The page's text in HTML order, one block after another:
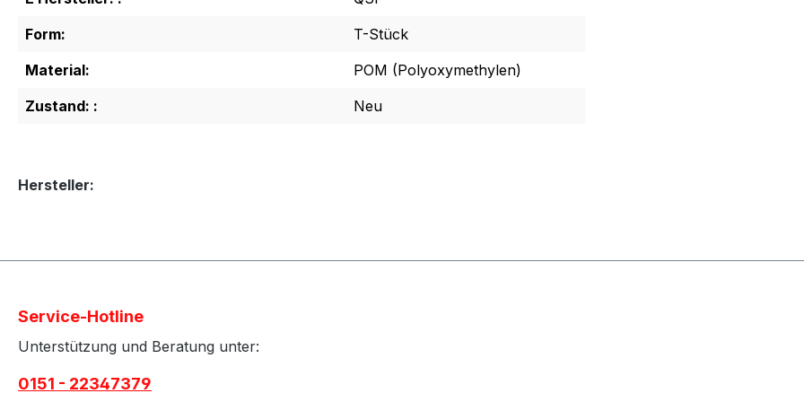
Form:
T-Stück
Material:
POM (Polyoxymethylen)
Zustand: :
Neu
Hersteller:
Service-Hotline
Unterstützung und Beratung unter:
0151 - 22347379